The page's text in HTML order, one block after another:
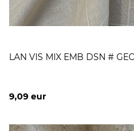
LAN VIS MIX EMB DSN #
9,09 eur